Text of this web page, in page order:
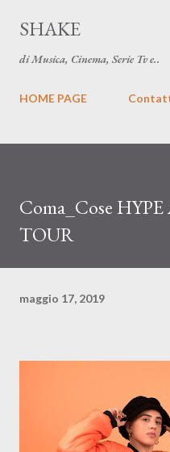
SHAKE
di Musica, Cinema, Serie Tv e..
HOME PAGE
Coma_Cose
TOUR
maggio 17, 2019